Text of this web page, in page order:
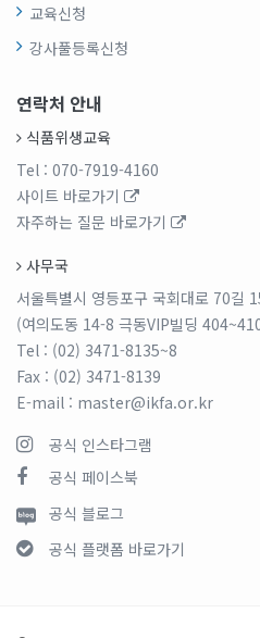
교육신청
강사풀등록신청
연락처 안내
식품위생교육
Tel : 070-7919-4160
사이트 바로가기
자주하는 질문 바로가기
사무국
서울특별시 영등포구 국회대로 70길
(여의도동 14-8 극동VIP빌딩
Tel : (02) 3471-8135~8
Fax : (02) 3471-8139
E-mail : master@ikfa.or.kr
공식 인스타그램
공식 페이스북
공식 블로그
공식 플랫폼 바로가기